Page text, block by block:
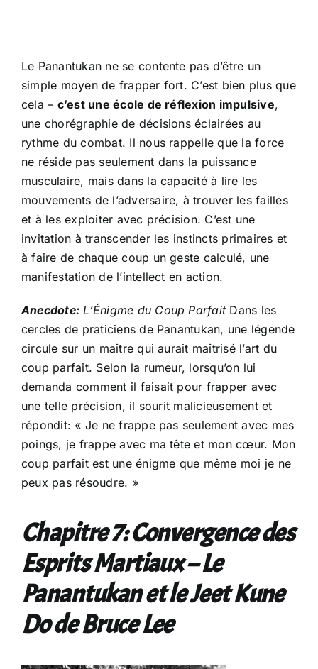
Le Panantukan ne se contente pas d’être un
simple moyen de frapper fort. C’est bien plus que
cela – c’est une école de réflexion impulsive,
une chorégraphie de décisions éclairées au
rythme du combat. Il nous rappelle que la force
ne réside pas seulement dans la puissance
musculaire, mais dans la capacité à lire les
mouvements de l’adversaire, à trouver les failles
et à les exploiter avec précision. C’est une
invitation à transcender les instincts primaires et
à faire de chaque coup un geste calculé, une
manifestation de l’intellect en action.
Anecdote: L’Énigme du Coup ParfaitDans les
cercles de praticiens de Panantukan, une légende
circule sur un maître qui aurait maîtrisé l’art du
coup parfait. Selon la rumeur, lorsqu’on lui
demanda comment il faisait pour frapper avec
une telle précision, il sourit malicieusement et
répondit: « Je ne frappe pas seulement avec mes
poings, je frappe avec ma tête et mon cœur. Mon
coup parfait est une énigme que même moi je ne
peux pas résoudre. »
Chapitre 7: Convergence des
Esprits Martiaux – Le
Panantukan et le Jeet Kune
Do de Bruce Lee